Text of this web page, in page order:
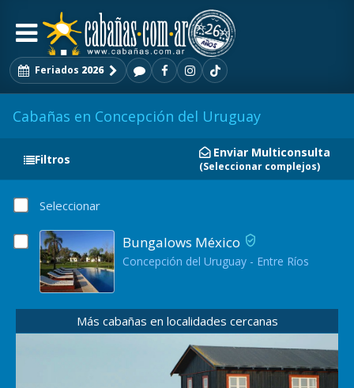
Feriados 2026
Cabañas en Concepción del Uruguay
Filtros Enviar Multiconsulta
(Seleccionar complejos)
Seleccionar
Bungalows México
Concepción del Uruguay - Entre Ríos
Más cabañas en localidades cercanas